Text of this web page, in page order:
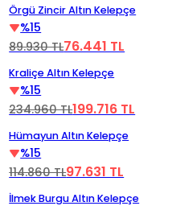
%15 İndirim
Yeni
Örgü Zincir Altın Kelepçe
%15
89.930 TL76.441 TL
%15 İndirim
Kraliçe Altın Kelepçe
%15
234.960 TL199.716 TL
%15 İndirim
Hümayun Altın Kelepçe
%15
114.860 TL97.631 TL
%15 İndirim
Videoyu Oynat
İlmek Burgu Altın Kelepçe